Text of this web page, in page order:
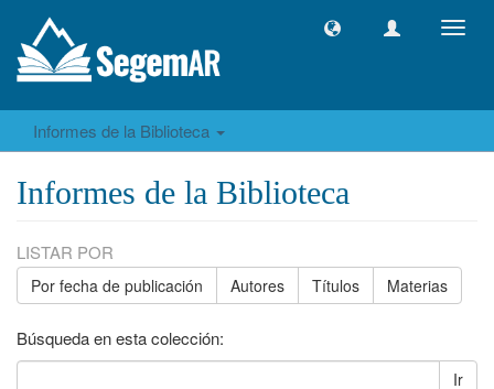
Informes de la Biblioteca
Informes de la Biblioteca
LISTAR POR
Por fecha de publicación Autores Títulos Materias
Búsqueda en esta colección:
Ir